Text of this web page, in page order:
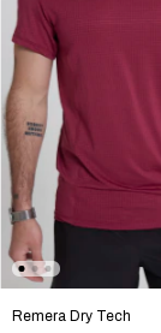
Remera Dry Tech